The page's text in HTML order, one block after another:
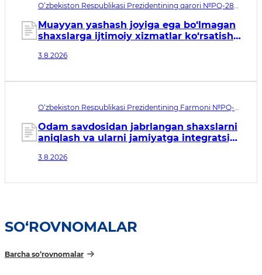
O‘zbekiston Respublikasi Prezidentining qarori №PQ-288.
04.08.2026
Muayyan yashash joyiga ega bo‘lmagan
shaxslarga ijtimoiy xizmatlar ko‘rsatish
3.8.2026
O‘zbekiston Respublikasi Prezidentining Farmoni №PQ-
04.08.2026
Odam savdosidan jabrlangan shaxslarni
aniqlash va ularni jamiyatga integratsiya
takomillashtirishga qaratilgan
3.8.2026
SO‘ROVNOMALAR
Barcha so‘rovnomalar